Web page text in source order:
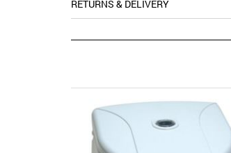
RETURNS & DELIVERY